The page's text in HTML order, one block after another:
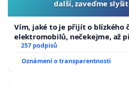
další, zaveďme
Vím, jaké to je přijít o blízkého
elektromobilů, nečekejme, až
zaveďme slyšitelná auta!
257 podpisů
Oznámení o transparentnosti